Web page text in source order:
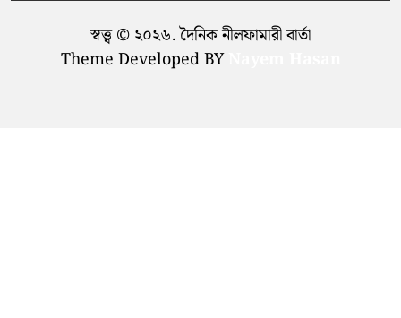
স্বত্ত্ব © ২০২৬. দৈনিক নীলফামারী বার্তা
Theme Developed BY